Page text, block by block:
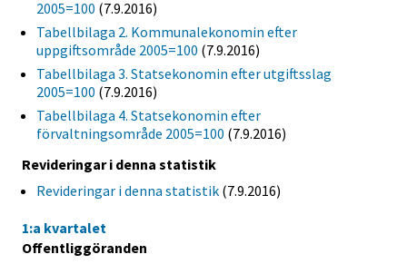
2005=100 (7.9.2016)
Tabellbilaga 2. Kommunalekonomin efter
uppgiftsområde 2005=100 (7.9.2016)
Tabellbilaga 3. Statsekonomin efter utgiftsslag
2005=100 (7.9.2016)
Tabellbilaga 4. Statsekonomin efter
förvaltningsområde 2005=100 (7.9.2016)
Revideringar i denna statistik
Revideringar i denna statistik (7.9.2016)
1:a kvartalet
Offentliggöranden